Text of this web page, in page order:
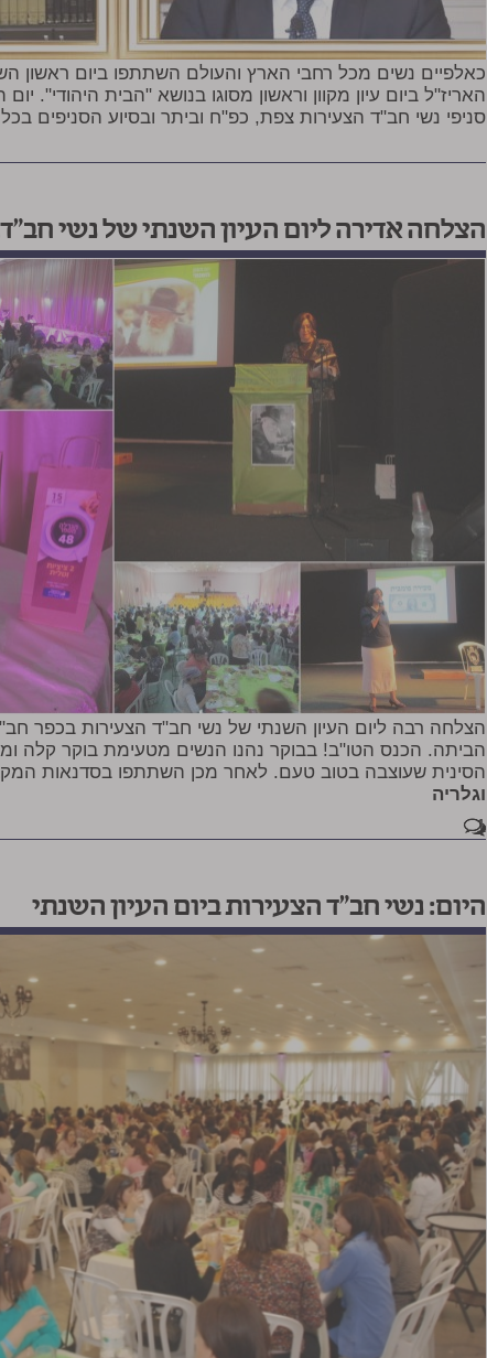
כאלפיים נשים מכל רחבי הארץ והעולם השתתפו ביום ראשון
האריז"ל ביום עיון מקוון וראשון מסוגו בנושא "הבית היהודי".
סניפי נשי חב"ד הצעירות צפת, כפ"ח וביתר ובסיוע הסניפים
הצלחה אדירה ליום העיון השנתי של נשי
הצלחה רבה ליום העיון השנתי של נשי חב"ד הצעירות בכפר
הביתה. הכנס הטו"ב! בבוקר נהנו הנשים מטעימת בוקר קלה
הסינית שעוצבה בטוב טעם. לאחר מכן השתתפו בסדנאות
וגלריה
1
היום: נשי חב"ד הצעירות ביום העיון השנתי